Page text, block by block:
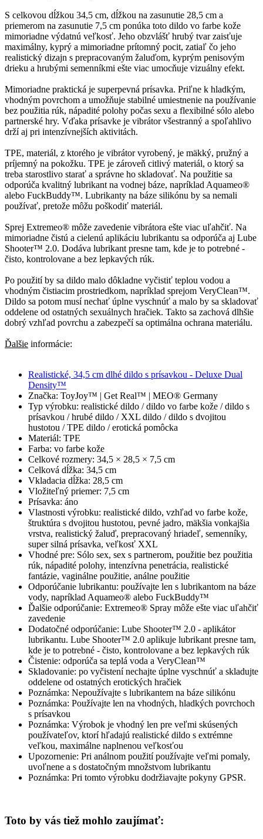
S celkovou dĺžkou 34,5 cm, dĺžkou na zasunutie 28,5 cm a
priemerom na zasunutie 7,5 cm ponúka toto dildo vo farbe kože
mimoriadne výdatnú veľkosť. Jeho obzvlášť hrubý tvar zaisťuje
maximálny, kyprý a mimoriadne prítomný pocit, zatiaľ čo jeho
realistický dizajn s prepracovaným žaluďom, kyprým penisovým
drieku a hrubými semenníkmi ešte viac umocňuje vizuálny efekt.
Mimoriadne praktická je superpevná prísavka. Priľne k hladkým,
vhodným povrchom a umožňuje stabilné umiestnenie na používanie
bez použitia rúk, nápadité polohy počas sexu a flexibilné sólo alebo
partnerské hry. Vďaka prísavke je vibrátor všestranný a spoľahlivo
drží aj pri intenzívnejších aktivitách.
TPE, materiál, z ktorého je vibrátor vyrobený, je mäkký, pružný a
príjemný na pokožku. TPE je zároveň citlivý materiál, o ktorý sa
treba starostlivo starať a správne ho skladovať. Na použitie sa
odporúča kvalitný lubrikant na vodnej báze, napríklad Aquameo®
alebo FuckBuddy™. Lubrikanty na báze silikónu by sa nemali
používať, pretože môžu poškodiť materiál.
Sprej Extremeo® môže zavedenie vibrátora ešte viac uľahčiť. Na
mimoriadne čistú a cielenú aplikáciu lubrikantu sa odporúča aj Lube
Shooter™ 2.0. Dodáva lubrikant presne tam, kde je to potrebné -
čisto, kontrolovane a bez lepkavých rúk.
Po použití by sa dildo malo dôkladne vyčistiť teplou vodou a
vhodným čistiacim prostriedkom, napríklad sprejom VeryClean™.
Dildo sa potom musí nechať úplne vyschnúť a malo by sa skladovať
oddelene od ostatných sexuálnych hračiek. Takto sa zachová dlhšie
dobrý vzhľad povrchu a zabezpečí sa optimálna ochrana materiálu.
Ďalšie informácie:
Realistické, 34,5 cm dlhé dildo s prísavkou - Deluxe Dual
Density™
Značka: ToyJoy™ | Get Real™ | MEO® Germany
Typ výrobku: realistické dildo / dildo vo farbe kože / dildo s
prísavkou / hrubé dildo / XXL dildo / dildo s dvojitou
hustotou / TPE dildo / erotická pomôcka
Materiál: TPE
Farba: vo farbe kože
Celkové rozmery: 34,5 × 28,5 × 7,5 cm
Celková dĺžka: 34,5 cm
Vkladacia dĺžka: 28,5 cm
Vložiteľný priemer: 7,5 cm
Prísavka: áno
Vlastnosti výrobku: realistické dildo, vzhľad vo farbe kože,
štruktúra s dvojitou hustotou, pevné jadro, mäkšia vonkajšia
vrstva, realistický žaluď, prepracovaný hriadeľ, semenníky,
super silná prísavka, veľkosť XXL
Vhodné pre: Sólo sex, sex s partnerom, použitie bez použitia
rúk, nápadité polohy, intenzívna penetrácia, realistické
fantázie, vaginálne použitie, análne použitie
Odporúčanie lubrikantu: používajte len s lubrikantom na báze
vody, napríklad Aquameo® alebo FuckBuddy™
Ďalšie odporúčanie: Extremeo® Spray môže ešte viac uľahčiť
zavedenie
Dodatočné odporúčanie: Lube Shooter™ 2.0 - aplikátor
lubrikantu. Lube Shooter™ 2.0 aplikuje lubrikant presne tam,
kde je to potrebné - čisto, kontrolovane a bez lepkavých rúk
Čistenie: odporúča sa teplá voda a VeryClean™
Skladovanie: po vyčistení nechajte úplne vyschnúť a skladujte
oddelene od ostatných erotických hračiek
Poznámka: Nepoužívajte s lubrikantem na báze silikónu
Poznámka: Používajte len na vhodných, hladkých povrchoch
s prísavkou
Poznámka: Výrobok je vhodný len pre veľmi skúsených
používateľov, ktorí hľadajú realistické dildo s extrémne
veľkou, maximálne naplnenou veľkosťou
Upozornenie: Pri análnom použití používajte veľmi pomaly,
uvoľnene a s dostatočným množstvom lubrikantu
Poznámka: Pri tomto výrobku dodržiavajte pokyny GPSR.
Toto by vás tiež mohlo zaujímať: